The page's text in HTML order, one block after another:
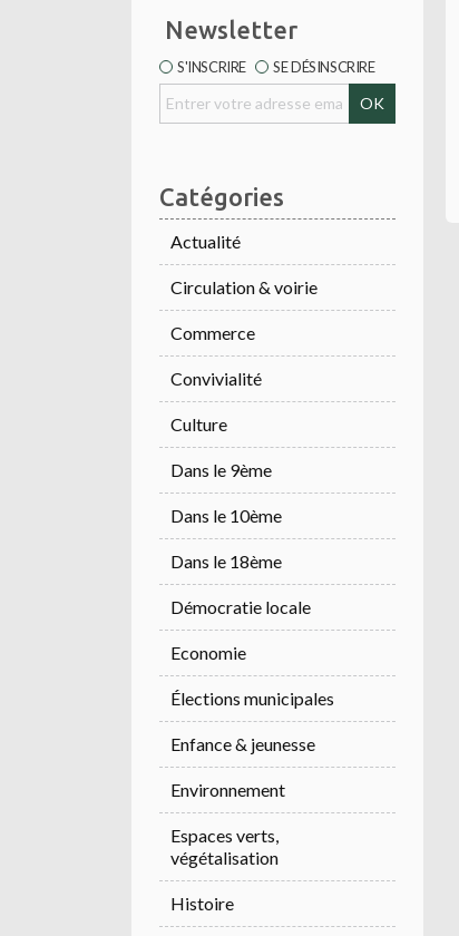
Newsletter
S'INSCRIRE SE DÉSINSCRIRE
Catégories
Actualité
Circulation & voirie
Commerce
Convivialité
Culture
Dans le 9ème
Dans le 10ème
Dans le 18ème
Démocratie locale
Economie
Élections municipales
Enfance & jeunesse
Environnement
Espaces verts,
végétalisation
Histoire